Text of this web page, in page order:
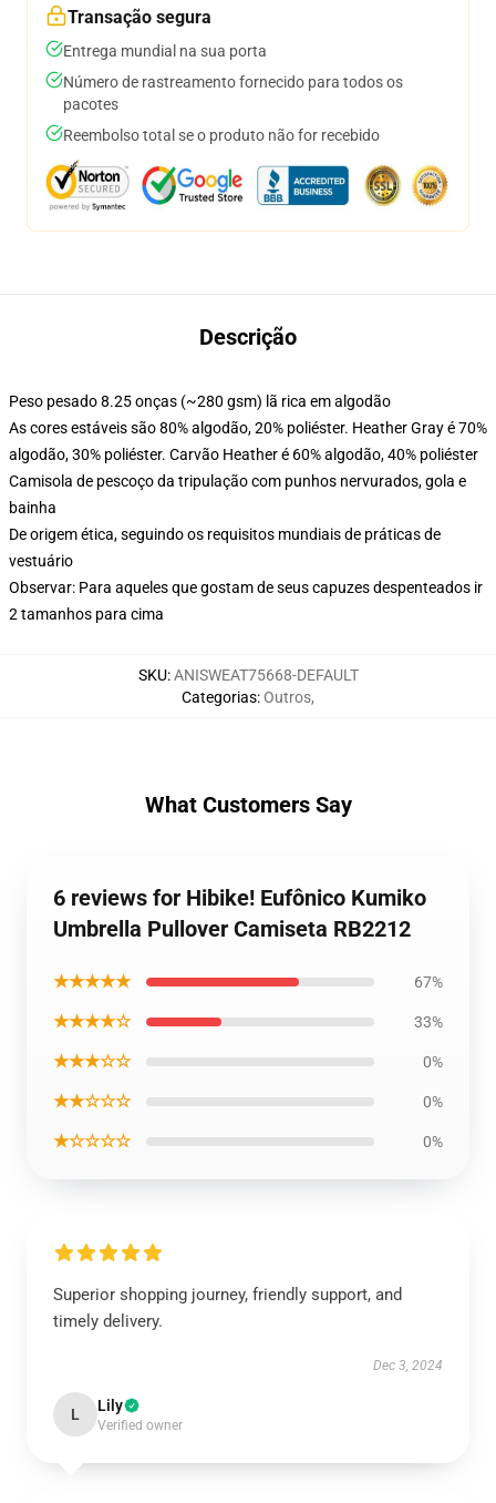
Transação segura
Entrega mundial na sua porta
Número de rastreamento fornecido para todos os
pacotes
Reembolso total se o produto não for recebido
Descrição
Peso pesado 8.25 onças (~280 gsm) lã rica em algodão
As cores estáveis são 80% algodão, 20% poliéster. Heather Gray é 70%
algodão, 30% poliéster. Carvão Heather é 60% algodão, 40% poliéster
Camisola de pescoço da tripulação com punhos nervurados, gola e
bainha
De origem ética, seguindo os requisitos mundiais de práticas de
vestuário
Observar: Para aqueles que gostam de seus capuzes despenteados ir
2 tamanhos para cima
SKU:ANISWEAT75668-DEFAULT
Categorias:Outros,
What Customers Say
6 reviews for Hibike! Eufônico Kumiko
Umbrella Pullover Camiseta RB2212
★★★★★ 67%
★★★★☆ 33%
★★★☆☆ 0%
★★☆☆☆ 0%
★☆☆☆☆ 0%
Superior shopping journey, friendly support, and
timely delivery.
Dec 3, 2024
L Lily
Verified owner